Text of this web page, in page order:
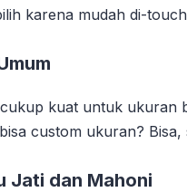
karena mudah di-
kuat untuk ukuran
custom ukuran?
Jati dan Mahoni